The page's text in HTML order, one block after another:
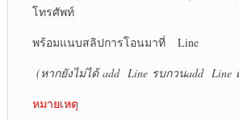
โทรศัพท์
พร้อมแนบสลิปการโอนมาที่ Line
(หากยังไม่ได้add Line รบกวนadd Line
หมายเหตุ